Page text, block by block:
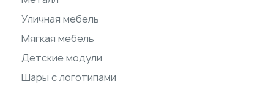
Уличная мебель
Мягкая мебель
Детские модули
Шары с логотипами